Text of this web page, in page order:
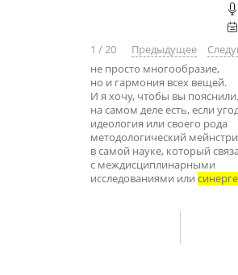
1 /20 Предыдущее
не просто многообразие,
но и гармония всех вещей.
И я хочу, чтобы вы
на самом деле есть, если
идеология или своего рода
методологический
в самой науке, который
с междисциплинарными
исследованиями или